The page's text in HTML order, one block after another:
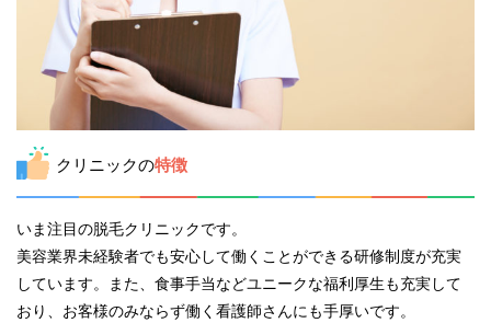
クリニックの特徴
いま注目の脱毛クリニックです。
美容業界未経験者でも安心して働くことができる研修制度が充実
しています。また、食事手当などユニークな福利厚生も充実して
おり、お客様のみならず働く看護師さんにも手厚いです。